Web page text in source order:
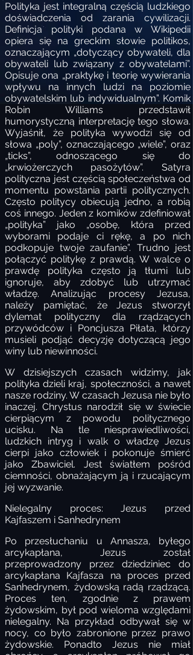
Polityka jest integralną częścią ludzkiego
doświadczenia od zarania cywilizacji.
Definicja polityki podana w Wikipedii
opiera się na greckim słowie politikos,
oznaczającym „dotyczący obywateli, dla
obywateli lub związany z obywatelami”.
Opisuje ona „praktykę i teorię wywierania
wpływu na innych ludzi na poziomie
obywatelskim lub indywidualnym”. Komik
Robin Williams przedstawił
humorystyczną interpretację tego słowa.
Wyjaśnił, że polityka wywodzi się od
słowa „poly”, oznaczającego „wiele”, oraz
„ticks”, odnoszącego się do
„krwiożerczych pasożytów”. Satyra
polityczna jest częścią społeczeństwa od
momentu powstania partii politycznych.
Często politycy obiecują jedno, a robią
coś innego. Jeden z komików zdefiniował
„polityka” jako „osobę, która przed
wyborami podaje ci rękę, a po nich
podkopuje twoje zaufanie”. Trudno jest
połączyć politykę z prawdą. W walce o
prawdę polityka często ją tłumi lub
ignoruje, aby zdobyć lub utrzymać
władzę. Analizując procesy Jezusa,
należy pamiętać, że Jezus stworzył
dylemat polityczny dla rządzących
przywódców i Poncjusza Piłata, którzy
musieli podjąć decyzję dotyczącą jego
winy lub niewinności.
W dzisiejszych czasach widzimy, jak
polityka dzieli kraj, społeczności, a nawet
nasze rodziny. W czasach Jezusa nie było
inaczej. Chrystus narodził się w świecie
cierpiącym z powodu politycznego
ucisku. Na tle niesprawiedliwości,
ludzkich intryg i walk o władzę Jezus
cierpi jako człowiek i pokonuje śmierć
jako Zbawiciel. Jest światłem pośród
ciemności, obnażającym ją i rzucającym
jej wyzwanie.
Nielegalny proces: Jezus przed
Kajfaszem i Sanhedrynem
Po przesłuchaniu u Annasza, byłego
arcykapłana, Jezus został
przeprowadzony przez dziedziniec do
arcykapłana Kajfasza na proces przed
Sanhedrynem, żydowską radą rządzącą.
Proces ten, zgodnie z prawem
żydowskim, był pod wieloma względami
nielegalny. Na przykład odbywał się w
nocy, co było zabronione przez prawo
żydowskie. Ponadto Jezus nie miał